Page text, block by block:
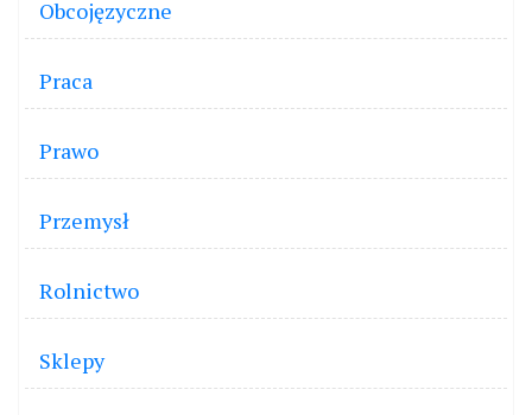
Obcojęzyczne
Praca
Prawo
Przemysł
Rolnictwo
Sklepy